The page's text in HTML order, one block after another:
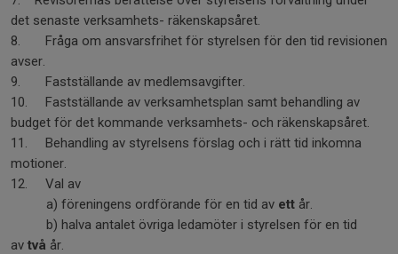
det senaste verksamhets- räkenskapsåret.
8. Fråga om ansvarsfrihet för styrelsen för den tid revisionen
avser.
9. Fastställande av medlemsavgifter.
10. Fastställande av verksamhetsplan samt behandling av
budget för det kommande verksamhets- och räkenskapsåret.
11. Behandling av styrelsens förslag och i rätt tid inkomna
motioner.
12. Val av
a) föreningens ordförande för en tid av ett år.
b) halva antalet övriga ledamöter i styrelsen för en tid
av två år.